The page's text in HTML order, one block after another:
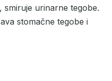
smiruje urinarne tegobe.
stomačne tegobe i